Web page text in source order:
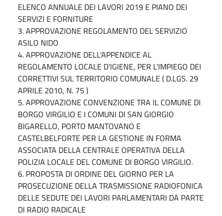
ELENCO ANNUALE DEI LAVORI 2019 E PIANO DEI
SERVIZI E FORNITURE
3. APPROVAZIONE REGOLAMENTO DEL SERVIZIO
ASILO NIDO
4. APPROVAZIONE DELL'APPENDICE AL
REGOLAMENTO LOCALE D'IGIENE, PER L'IMPIEGO DEI
CORRETTIVI SUL TERRITORIO COMUNALE ( D.LGS. 29
APRILE 2010, N. 75 )
5. APPROVAZIONE CONVENZIONE TRA IL COMUNE DI
BORGO VIRGILIO E I COMUNI DI SAN GIORGIO
BIGARELLO, PORTO MANTOVANO E
CASTELBELFORTE PER LA GESTIONE IN FORMA
ASSOCIATA DELLA CENTRALE OPERATIVA DELLA
POLIZIA LOCALE DEL COMUNE DI BORGO VIRGILIO.
6. PROPOSTA DI ORDINE DEL GIORNO PER LA
PROSECUZIONE DELLA TRASMISSIONE RADIOFONICA
DELLE SEDUTE DEI LAVORI PARLAMENTARI DA PARTE
DI RADIO RADICALE